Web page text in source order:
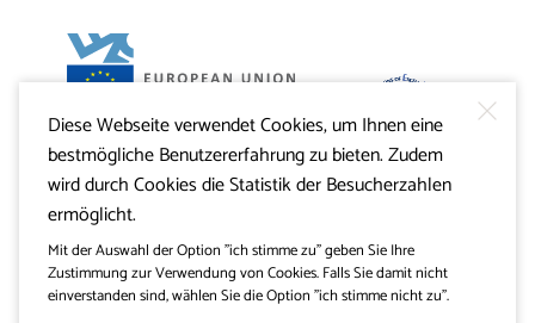
Projekt Visitkras. Die Investition wird von der Republik
Slowenien und von der Europäischen Union aus dem
Europäischen Fonds für regionale Entwicklung
mitfinanziert.
Diese Webseite verwendet Cookies, um Ihnen eine
bestmögliche Benutzererfahrung zu bieten. Zudem
wird durch Cookies die Statistik der Besucherzahlen
ermöglicht.
Mit der Auswahl der Option "ich stimme zu" geben Sie Ihre
Zustimmung zur Verwendung von Cookies. Falls Sie damit nicht
einverstanden sind, wählen Sie die Option "ich stimme nicht zu".